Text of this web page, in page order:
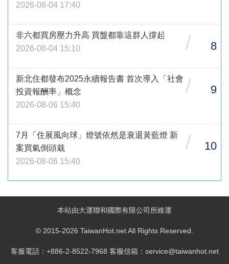
2026-08-04 17:40
非六都買房壓力升高 買盤都靠這群人撐起
2026-08-04 15:10
/ 8
新北住都發布2025永續報告書 首次導入「社會
投資報酬率」概念
2026-08-06 15:40
/ 9
7月「住展風向球」燈號依然是衰退黃藍燈 新
案買氣倒頭栽
2026-08-06 15:40
/ 10
本站由大運聯和國際有限公司所維運
© 2015-2026 TaiwanHot.net All Rights Reserved.
客服電話：+886-2-8522-7968 客服信箱：service@taiwanhot.net